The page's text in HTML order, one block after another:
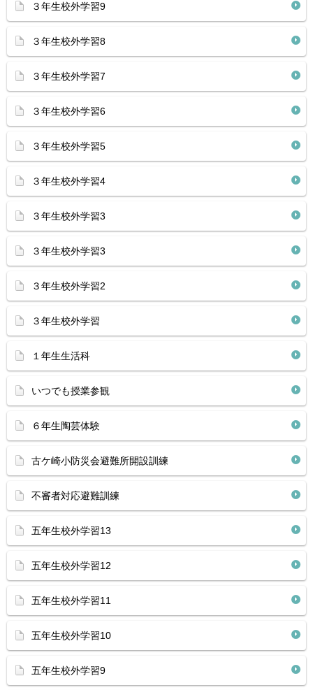
３年生校外学習9
３年生校外学習8
３年生校外学習7
３年生校外学習6
３年生校外学習5
３年生校外学習4
３年生校外学習3
３年生校外学習3
３年生校外学習2
３年生校外学習
１年生生活科
いつでも授業参観
６年生陶芸体験
古ケ崎小防災会避難所開設訓練
不審者対応避難訓練
五年生校外学習13
五年生校外学習12
五年生校外学習11
五年生校外学習10
五年生校外学習9